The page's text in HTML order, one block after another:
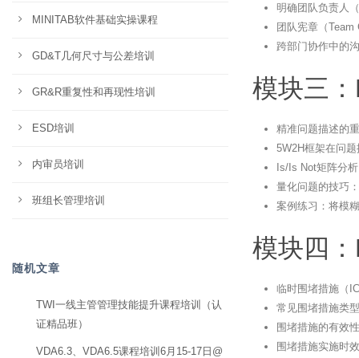
明确团队负责人
团队宪章（Team
跨部门协作中的
模块三
精准问题描述的
5W2H框架在问
Is/Is Not矩阵分
量化问题的技巧
案例练习：将模
模块四
临时围堵措施（
常见围堵措施类
围堵措施的有效
围堵措施实施时
MINITAB软件基础实操课程
GD&T几何尺寸与公差培训
GR&R重复性和再现性培训
ESD培训
内审员培训
班组长管理培训
随机文章
TWI一线主管管理技能提升课程培训（认
证精品班）
VDA6.3、VDA6.5课程培训6月15-17日@